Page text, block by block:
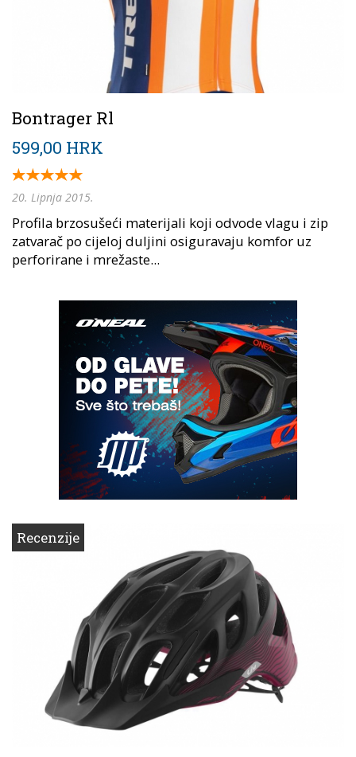
Bontrager Rl
599,00 HRK
20. Lipnja 2015.
Profila brzosušeći materijali koji odvode vlagu i zip
zatvarač po cijeloj duljini osiguravaju komfor uz
perforirane i mrežaste...
Recenzije